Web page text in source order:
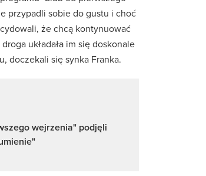
przypadli sobie do gustu i choć
że chcą kontynuować
układała im się doskonale
doczekali się synka Franka.
wejrzenia" podjęli